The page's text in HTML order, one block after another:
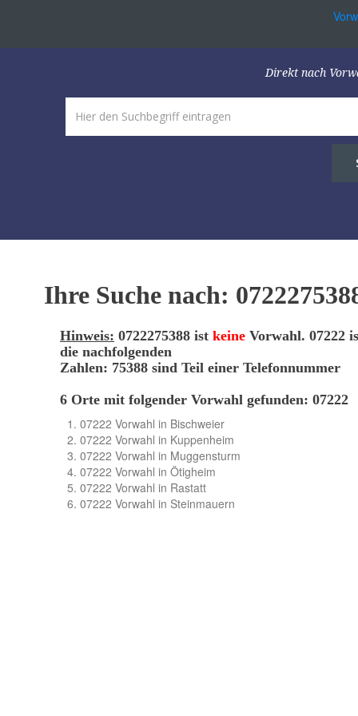
Direkt nach
Ihre Suche nach:
Hinweis: 0722275388 ist keine Vorwahl. 07222
die nachfolgenden
Zahlen: 75388 sind Teil einer Telefonnummer
6 Orte mit folgender Vorwahl gefunden: 07222
07222 Vorwahl in Bischweier
07222 Vorwahl in Kuppenheim
07222 Vorwahl in Muggensturm
07222 Vorwahl in Ötigheim
07222 Vorwahl in Rastatt
07222 Vorwahl in Steinmauern